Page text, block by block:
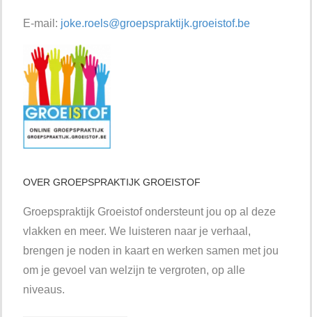
E-mail: joke.roels@groepspraktijk.groeistof.be
OVER GROEPSPRAKTIJK GROEISTOF
Groepspraktijk Groeistof ondersteunt jou op al deze
vlakken en meer. We luisteren naar je verhaal,
brengen je noden in kaart en werken samen met jou
om je gevoel van welzijn te vergroten, op alle
niveaus.